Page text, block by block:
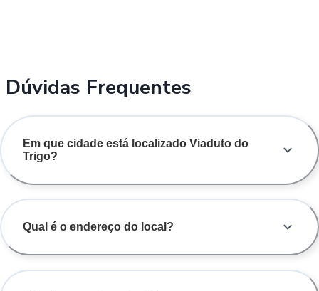
Dúvidas Frequentes
Em que cidade está localizado Viaduto do
Trigo?
Qual é o endereço do local?